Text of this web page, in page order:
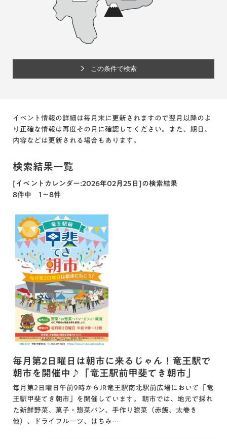
イベント情報の詳細は毎月末に更新されますので翌月以降のよ
り正確な情報は再度その月に確認してください。また、期日、
内容などは更新される場合もあります。
検索結果一覧
[イベントカレンダー:2026年02月25日]の検索結果
8件中 1～8件
毎月第2日曜日は朝市に来るじゃん！竜王駅で
朝市を開催中♪「竜王駅前甲斐てき朝市」
毎月第2日曜日午前9時からJR竜王駅南北駅前広場において「竜
王駅甲斐てき朝市」を開催しています。 朝市では、地元で採れ
た新鮮野菜、菓子・惣菜パン、手作り惣菜（赤飯、太巻き
他）、ドライフルーツ、はちみ…